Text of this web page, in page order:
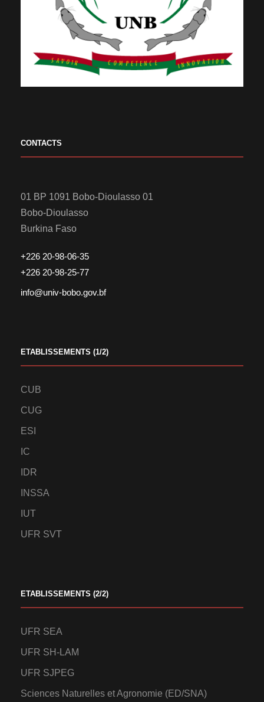
CONTACTS
01 BP 1091 Bobo-Dioulasso 01
Bobo-Dioulasso
Burkina Faso
+226 20-98-06-35
+226 20-98-25-77
info@univ-bobo.gov.bf
ETABLISSEMENTS (1/2)
CUB
CUG
ESI
IC
IDR
INSSA
IUT
UFR SVT
ETABLISSEMENTS (2/2)
UFR SEA
UFR SH-LAM
UFR SJPEG
Sciences Naturelles et Agronomie (ED/SNA)